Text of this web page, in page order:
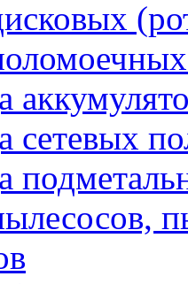
сетевых